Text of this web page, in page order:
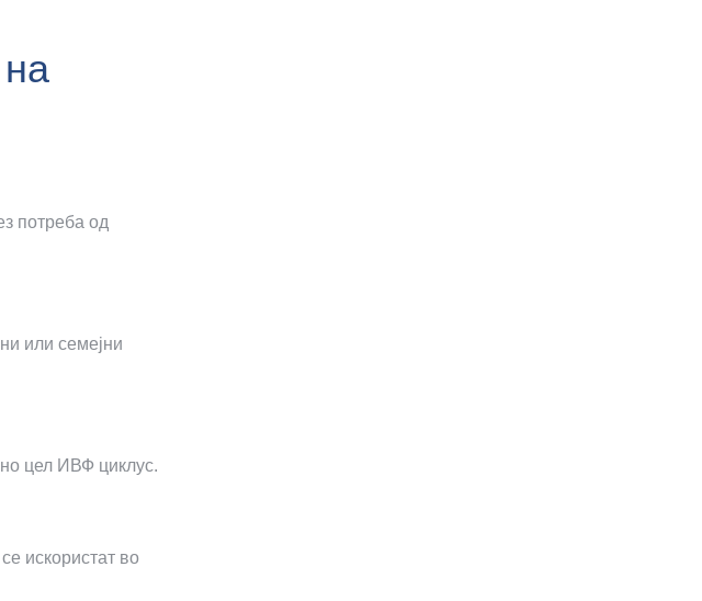
потреба од
или семејни
цел ИВФ циклус.
искористат во